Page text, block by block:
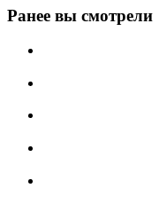
Ранее вы смотрели